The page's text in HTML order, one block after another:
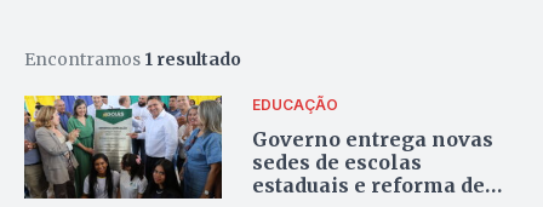
Encontramos 1 resultado
EDUCAÇÃO
Governo entrega novas
sedes de escolas
estaduais e reforma de